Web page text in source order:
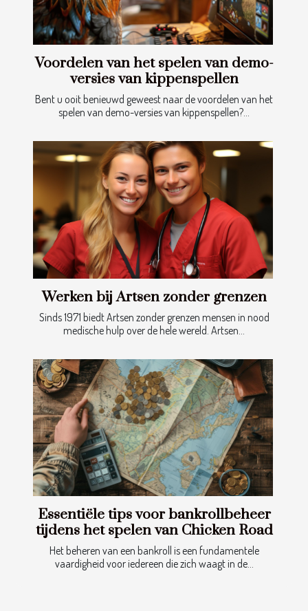
Voordelen van het spelen van demo-
versies van kippenspellen
Bent u ooit benieuwd geweest naar de voordelen van het
spelen van demo-versies van kippenspellen?...
Werken bij Artsen zonder grenzen
Sinds 1971 biedt Artsen zonder grenzen mensen in nood
medische hulp over de hele wereld. Artsen...
Essentiële tips voor bankrollbeheer
tijdens het spelen van Chicken Road
Het beheren van een bankroll is een fundamentele
vaardigheid voor iedereen die zich waagt in de...